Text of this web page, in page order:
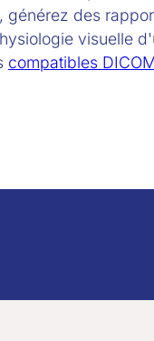
des
visuelle
compatibles